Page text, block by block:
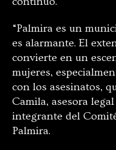
“Palmira es un
es alarmante. El
convierte en un
mujeres,
con los asesinatos,
Camila, asesora
integrante del
Palmira.